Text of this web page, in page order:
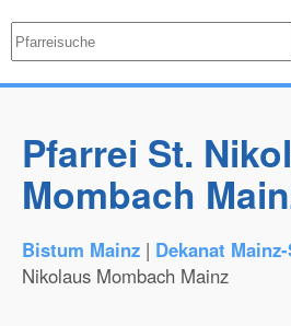
Pfarrei St.
Mombach
Bistum Mainz | Dekanat
Nikolaus Mombach Mainz